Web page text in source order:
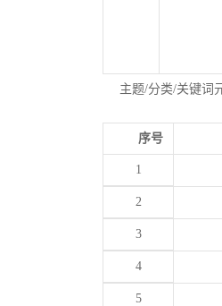
主题/分类/关键词
序号
1
2
3
4
5